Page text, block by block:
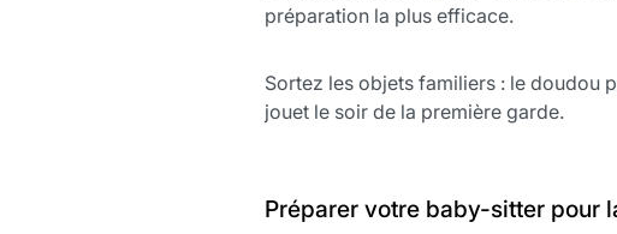
préparation la plus efficace.
Sortez les objets familiers : le doudou
jouet le soir de la première garde.
Préparer votre baby-sitter pour